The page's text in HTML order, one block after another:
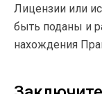
Лицензии или
быть поданы и
нахождения